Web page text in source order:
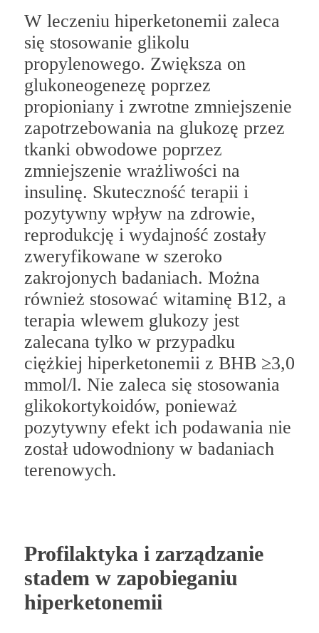
W leczeniu hiperketonemii zaleca
się stosowanie glikolu
propylenowego. Zwiększa on
glukoneogenezę poprzez
propioniany i zwrotne zmniejszenie
zapotrzebowania na glukozę przez
tkanki obwodowe poprzez
zmniejszenie wrażliwości na
insulinę. Skuteczność terapii i
pozytywny wpływ na zdrowie,
reprodukcję i wydajność zostały
zweryfikowane w szeroko
zakrojonych badaniach. Można
również stosować witaminę B12, a
terapia wlewem glukozy jest
zalecana tylko w przypadku
ciężkiej hiperketonemii z BHB ≥3,0
mmol/l. Nie zaleca się stosowania
glikokortykoidów, ponieważ
pozytywny efekt ich podawania nie
został udowodniony w badaniach
terenowych.
Profilaktyka i zarządzanie
stadem w zapobieganiu
hiperketonemii